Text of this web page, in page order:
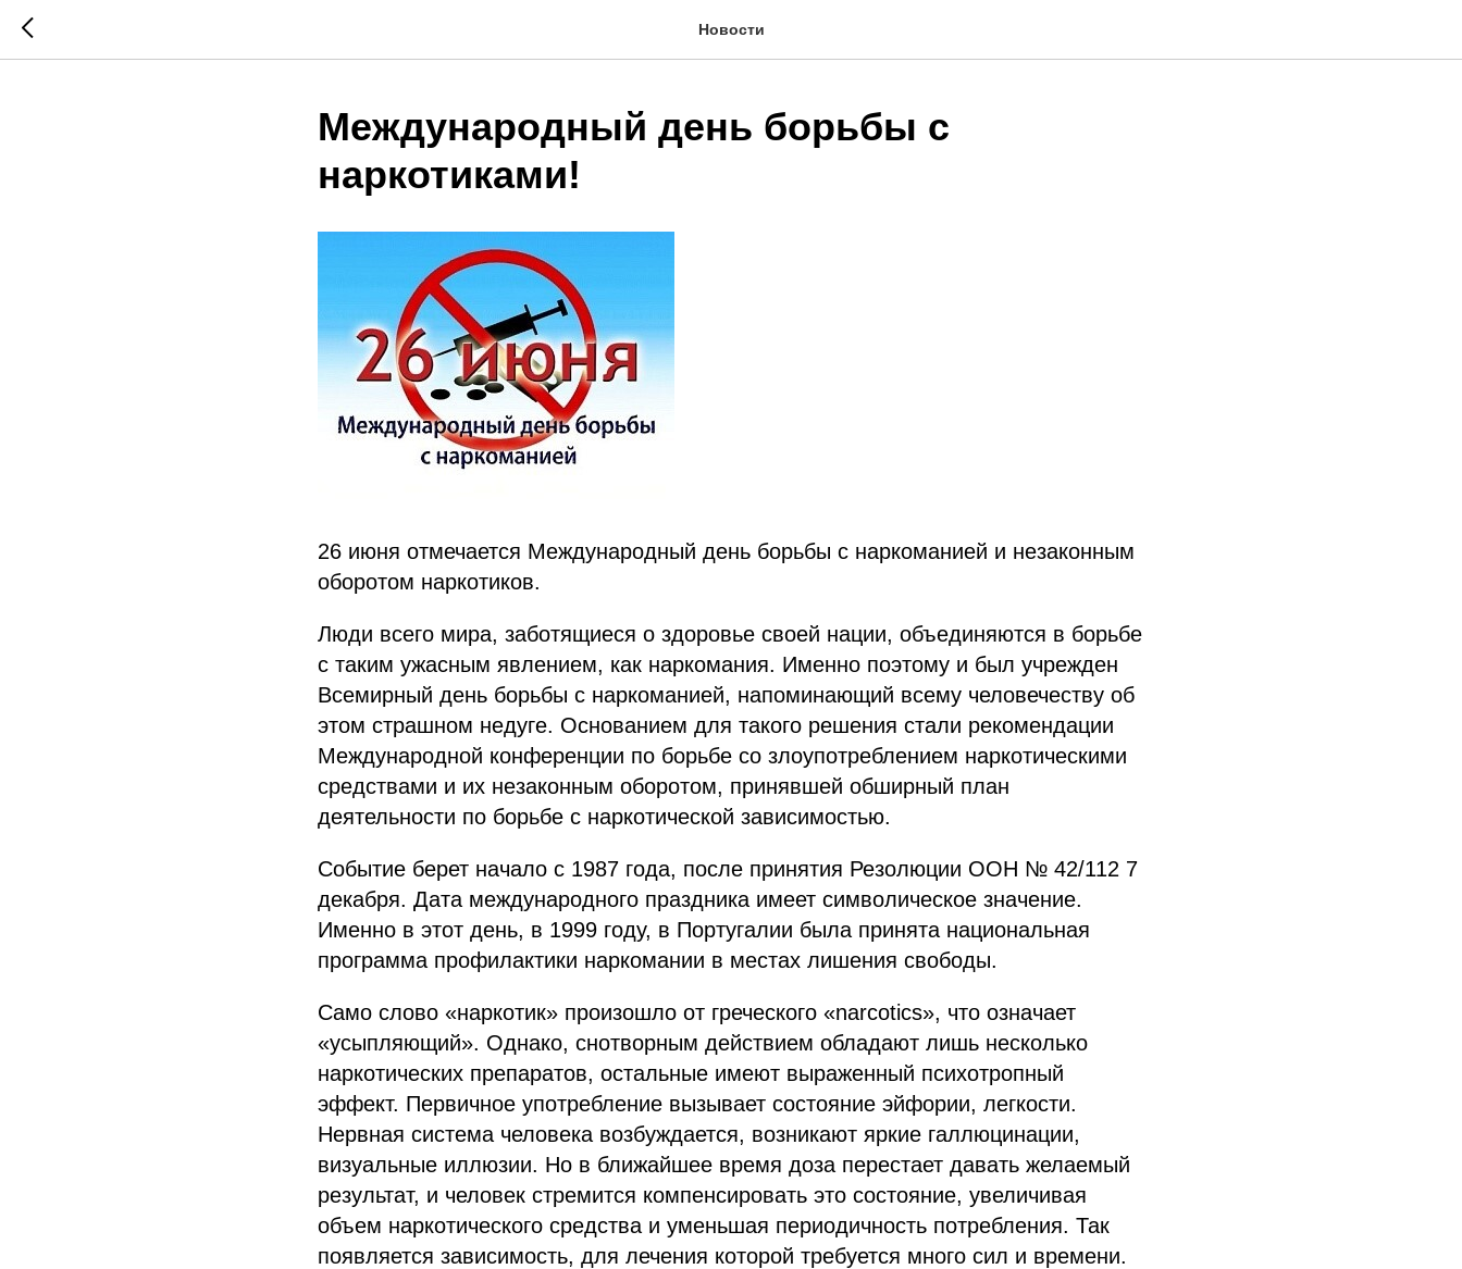
Новости
Международный день борьбы с
наркотиками!
26 июня отмечается Международный день борьбы с наркоманией и незаконным
оборотом наркотиков.
Люди всего мира, заботящиеся о здоровье своей нации, объединяются в борьбе
с таким ужасным явлением, как наркомания. Именно поэтому и был учрежден
Всемирный день борьбы с наркоманией, напоминающий всему человечеству об
этом страшном недуге. Основанием для такого решения стали рекомендации
Международной конференции по борьбе со злоупотреблением наркотическими
средствами и их незаконным оборотом, принявшей обширный план
деятельности по борьбе с наркотической зависимостью.
Событие берет начало с 1987 года, после принятия Резолюции ООН № 42/112 7
декабря. Дата международного праздника имеет символическое значение.
Именно в этот день, в 1999 году, в Португалии была принята национальная
программа профилактики наркомании в местах лишения свободы.
Само слово «наркотик» произошло от греческого «narcotics», что означает
«усыпляющий». Однако, снотворным действием обладают лишь несколько
наркотических препаратов, остальные имеют выраженный психотропный
эффект. Первичное употребление вызывает состояние эйфории, легкости.
Нервная система человека возбуждается, возникают яркие галлюцинации,
визуальные иллюзии. Но в ближайшее время доза перестает давать желаемый
результат, и человек стремится компенсировать это состояние, увеличивая
объем наркотического средства и уменьшая периодичность потребления. Так
появляется зависимость, для лечения которой требуется много сил и времени.